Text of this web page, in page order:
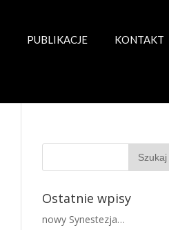
PUBLIKACJE KONTAKT
Ostatnie wpisy
nowy Synestezja…